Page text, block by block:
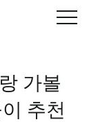
가볼
추천